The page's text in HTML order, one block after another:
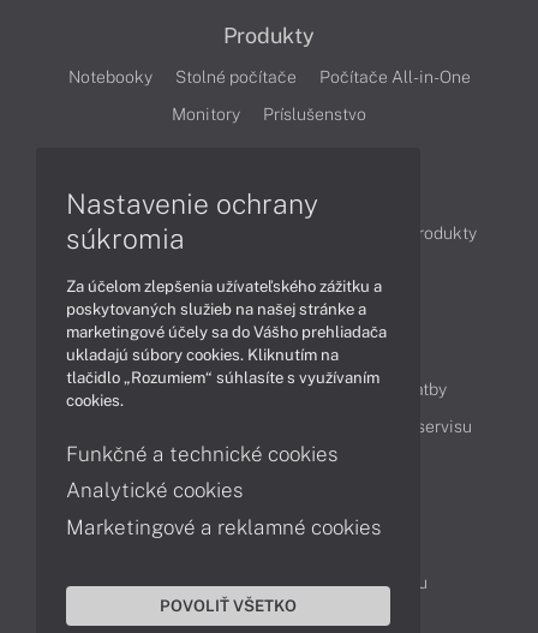
Produkty
Notebooky Stolné počítače
Počítače All-in-One
Monitory
Príslušenstvo
Články
Obchodné informácie
Produkty
Obsah
Ako nakupovať
Možnosti doručenia a platby
Cenník servisu
Kontakty
Servisné oddelenie
Reklamácia tovaru
Nastavenie ochrany
súkromia
Za účelom zlepšenia užívateľského zážitku a
poskytovaných služieb na našej stránke a
marketingové účely sa do Vášho prehliadača
ukladajú súbory cookies. Kliknutím na
tlačidlo „Rozumiem“ súhlasíte s využívaním
cookies.
Funkčné a technické cookies
Analytické cookies
Marketingové a reklamné cookies
POVOLIŤ VŠETKO